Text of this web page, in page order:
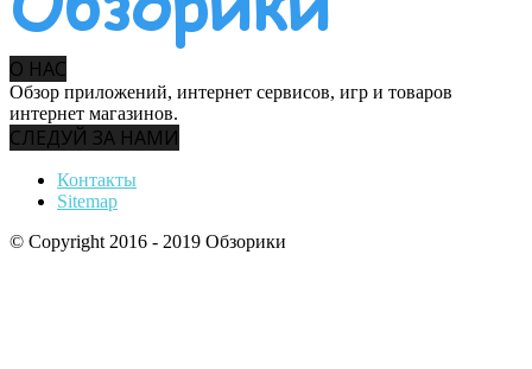
О НАС
Обзор приложений, интернет сервисов, игр и товаров
интернет магазинов.
СЛЕДУЙ ЗА НАМИ
Контакты
Sitemap
© Copyright 2016 - 2019 Обзорики